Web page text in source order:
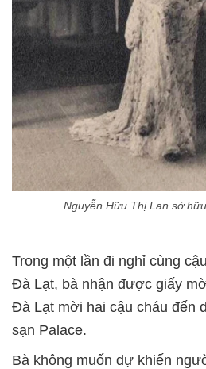
Nguyễn Hữu Thị Lan sở
Trong một lần đi nghỉ cùng
Đà Lạt, bà nhận được giấy
Đà Lạt mời hai cậu cháu đến
sạn Palace.
Bà không muốn dự khiến